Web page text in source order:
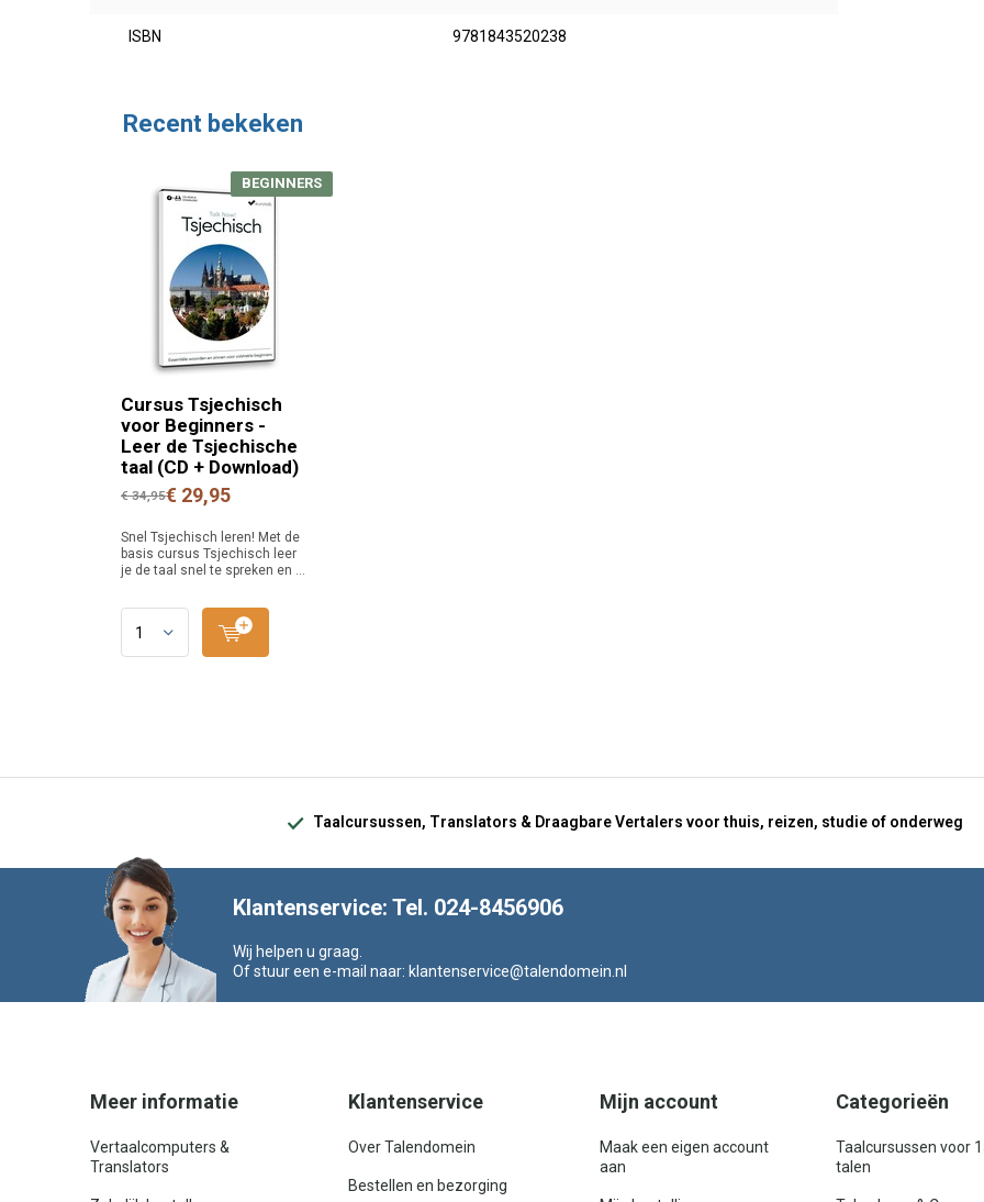
ISBN 9781843520238
Recent bekeken
Cursus Tsjechisch
voor Beginners -
Leer de Tsjechische
taal (CD + Download)
BEGINNERS
€ 34,95€ 29,95
Snel Tsjechisch leren! Met de
basis cursus Tsjechisch leer
je de taal snel te spreken en ...
Taalcursussen, Translators & Draagbare Vertalers voor thuis, reizen, studie of onderweg
Klantenservice: Tel. 024-8456906
Wij helpen u graag.
Of stuur een e-mail naar: klantenservice@talendomein.nl
Meer informatie
Vertaalcomputers &
Translators
Klantenservice
Over Talendomein
Bestellen en bezorging
Mijn account
Maak een eigen account
aan
Categorieën
Taalcursussen voor
talen